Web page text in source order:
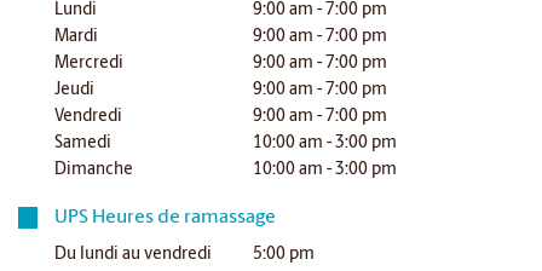
Lundi
9:00 am - 7:00 pm
Mardi
9:00 am - 7:00 pm
Mercredi
9:00 am - 7:00 pm
Jeudi
9:00 am - 7:00 pm
Vendredi
9:00 am - 7:00 pm
Samedi
10:00 am - 3:00 pm
Dimanche
10:00 am - 3:00 pm
UPS Heures de ramassage
Du lundi au vendredi 5:00 pm